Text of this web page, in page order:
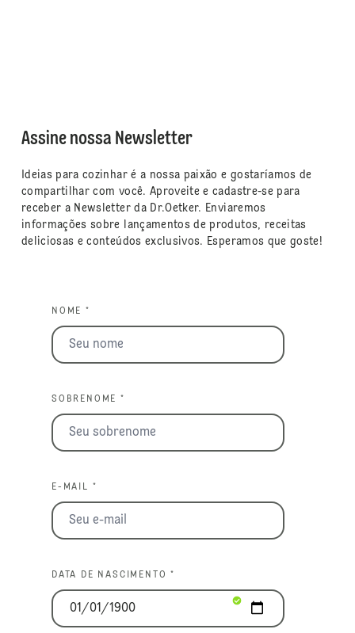
Assine nossa Newsletter
Ideias para cozinhar é a nossa paixão e gostaríamos de
compartilhar com você. Aproveite e cadastre-se para
receber a Newsletter da Dr.Oetker. Enviaremos
informações sobre lançamentos de produtos, receitas
deliciosas e conteúdos exclusivos. Esperamos que goste!
NOME *
SOBRENOME *
E-MAIL *
DATA DE NASCIMENTO *